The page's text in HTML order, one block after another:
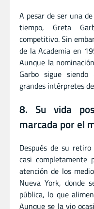
A pesar de ser una
tiempo, Greta
competitivo. Sin
de la Academia en
Aunque la
Garbo sigue
grandes intérpretes
8. Su vida
marcada por el
Después de su
casi completamente
atención de los
Nueva York, donde
pública, lo que
Aunque se la vio